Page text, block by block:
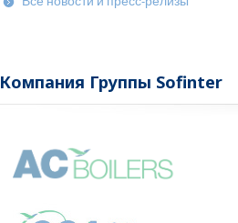
Компания Группы Sofinter